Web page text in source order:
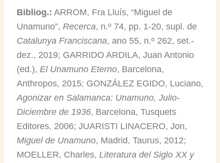
Bibliog.: ARROM, Fra Lluís, “Miguel de
Unamuno”, Recerca, n.º 74, pp. 1-20, supl. de
Catalunya Franciscana, ano 55, n.º 262, set.-
dez., 2019; GARRIDO ARDILA, Juan Antonio
(ed.), El Unamuno Eterno, Barcelona,
Anthropos, 2015; GONZÁLEZ EGIDO, Luciano,
Agonizar en Salamanca: Unamuno, Julio-
Diciembre de 1936, Barcelona, Tusquets
Editores, 2006; JUARISTI LINACERO, Jon,
Miguel de Unamuno, Madrid, Taurus, 2012;
MOELLER, Charles, Literatura del Siglo XX y